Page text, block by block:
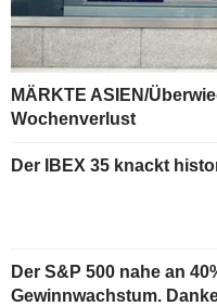
MÄRKTE ASIEN/
Wochenverlust
Der IBEX 35 knackt
Der S&P 500 nahe an
Gewinnwachstum.